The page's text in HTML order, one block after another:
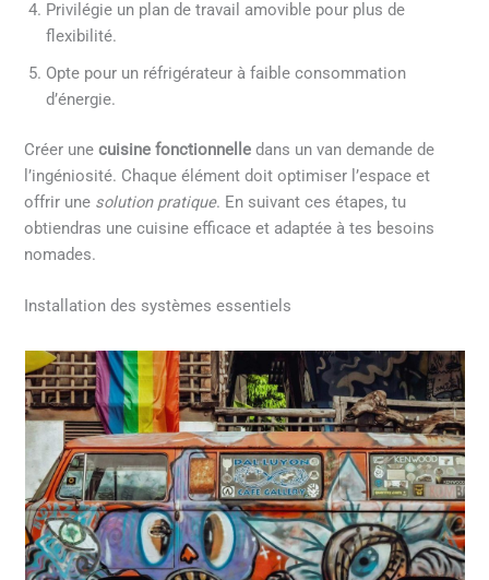
Privilégie un plan de travail amovible pour plus de
flexibilité.
Opte pour un réfrigérateur à faible consommation
d’énergie.
Créer unecuisine fonctionnelle dans un van demande de
l’ingéniosité. Chaque élément doit optimiser l’espace et
offrir une solution pratique. En suivant ces étapes, tu
obtiendras une cuisine efficace et adaptée à tes besoins
nomades.
Installation des systèmes essentiels